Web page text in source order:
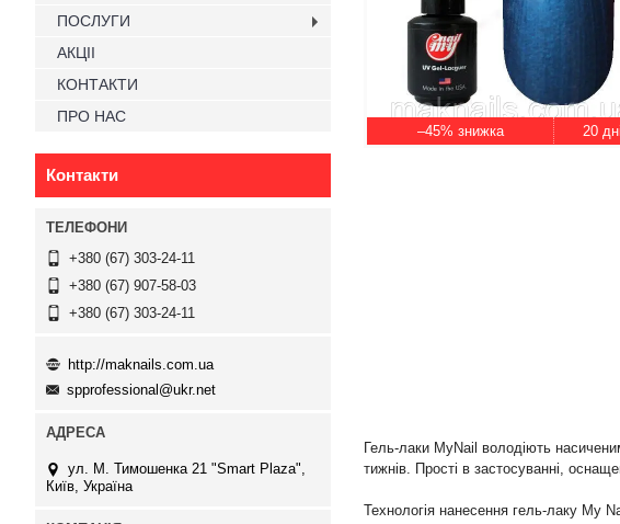
–45% 20
Гель-лаки MyNail володіють
тижнів. Прості в застосуванні,
Технологія нанесення гель-лаку My
ПОСЛУГИ
АКЦІІ
КОНТАКТИ
ПРО НАС
Контакти
+380 (67) 303-24-11
+380 (67) 907-58-03
+380 (67) 303-24-11
http://maknails.com.ua
spprofessional@ukr.net
ул. М. Тимошенка 21 "Smart Plaza",
Київ, Україна